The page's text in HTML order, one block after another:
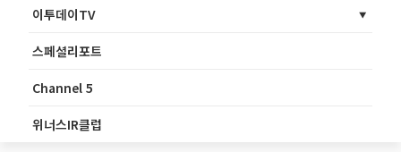
이투데이TV
스페셜리포트
Channel 5
위너스IR클럽